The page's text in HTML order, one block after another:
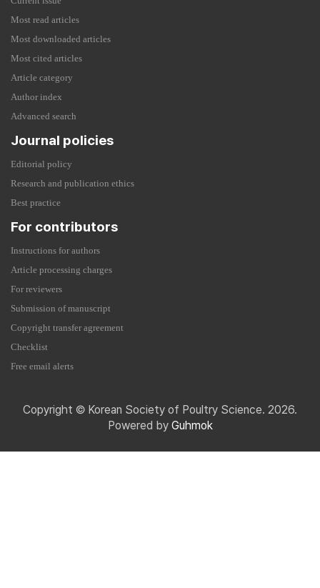
Most read articles
Most downloaded articles
Most cited articles
Article category
Author index
Advanced search
Journal policies
Editorial policy
Research and publication ethics
Best practice
For contributors
Instructions for authors
Article processing charges
For reviewers
Submission of manuscript
Copyright transfer agreement
Checklist
Free email alerts
Copyright © Korean Society of Poultry Science. 2026.
Powered by Guhmok